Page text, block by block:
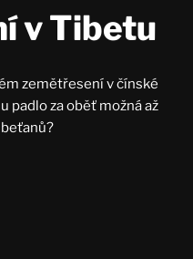
v Tibetu
zemětřesení v čínské
padlo za oběť možná až